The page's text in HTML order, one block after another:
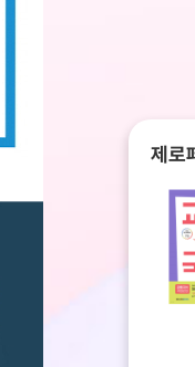
제로